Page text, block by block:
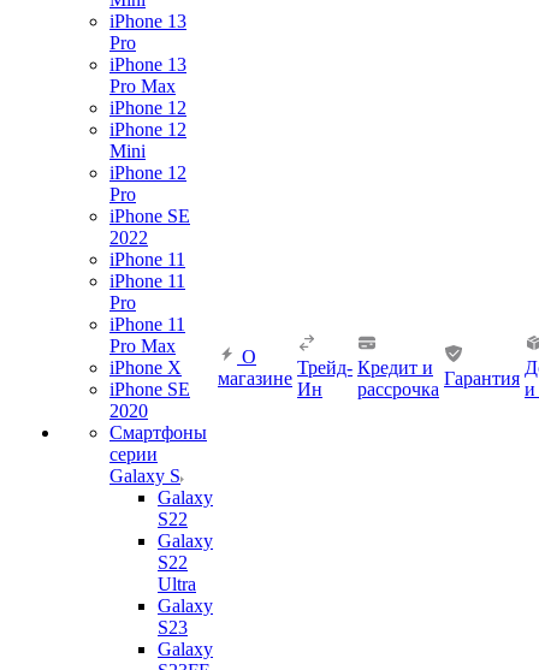
iPhone 13
Pro
iPhone 13
Pro Max
iPhone 12
iPhone 12
Mini
iPhone 12
Pro
iPhone SE
2022
iPhone 11
iPhone 11
Pro
iPhone 11
Pro Max
iPhone X
iPhone SE
2020
Смартфоны
серии
Galaxy S
Galaxy
S22
Galaxy
S22
Ultra
Galaxy
S23
Galaxy
О
магазине
Трейд-
Ин
Кредит и
рассрочка
Гарантия
и